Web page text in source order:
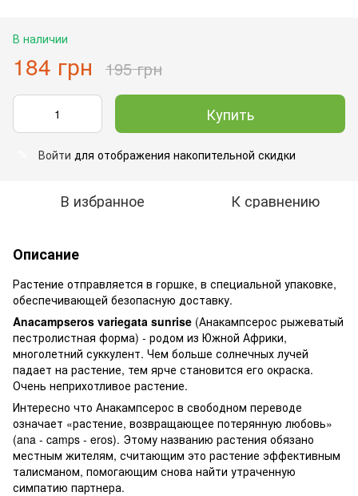
В наличии
184 грн 195 грн
Купить
Войти для отображения накопительной скидки
В избранное К сравнению
Описание
Растение отправляется в горшке, в специальной упаковке,
обеспечивающей безопасную доставку.
Anacampseros variegata sunrise (Анакампсерос рыжеватый
пестролистная форма) - родом из Южной Африки,
многолетний суккулент. Чем больше солнечных лучей
падает на растение, тем ярче становится его окраска.
Очень неприхотливое растение.
Интересно что Анакампсерос в свободном переводе
означает «растение, возвращающее потерянную любовь»
(ana - camps - eros). Этому названию растения обязано
местным жителям, считающим это растение эффективным
талисманом, помогающим снова найти утраченную
симпатию партнера.